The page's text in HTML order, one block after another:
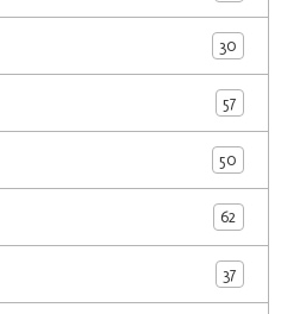
30
57
50
62
37